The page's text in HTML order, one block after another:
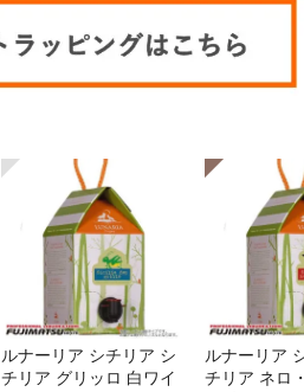
ルナーリア シチリア シ
チリア グリッロ 白ワイ
ルナーリア
チリア ネロ